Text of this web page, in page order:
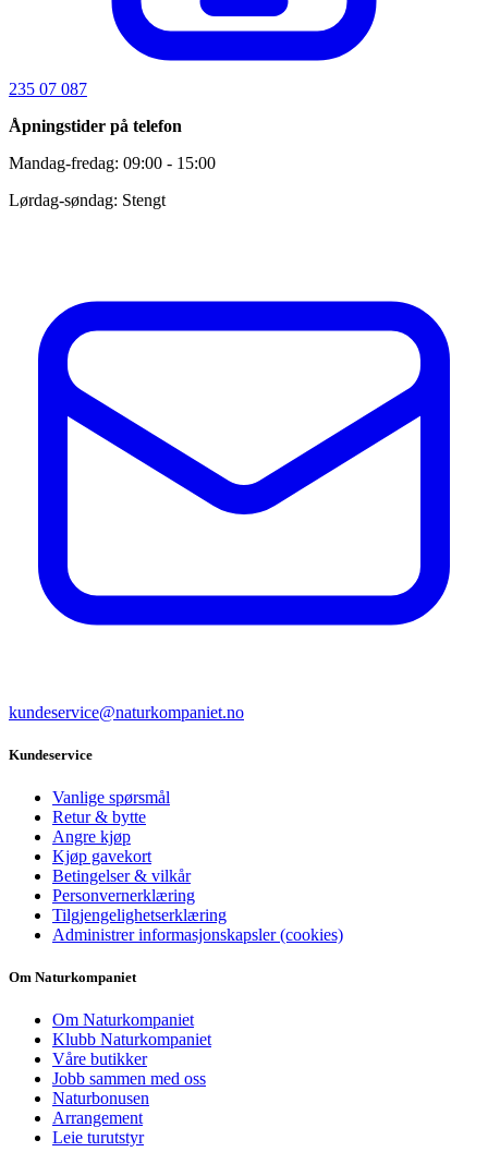
235 07 087
Åpningstider på telefon
Mandag-fredag: 09:00 - 15:00
Lørdag-søndag: Stengt
kundeservice@naturkompaniet.no
Kundeservice
Vanlige spørsmål
Retur & bytte
Angre kjøp
Kjøp gavekort
Betingelser & vilkår
Personvernerklæring
Tilgjengelighetserklæring
Administrer informasjonskapsler (cookies)
Om Naturkompaniet
Om Naturkompaniet
Klubb Naturkompaniet
Våre butikker
Jobb sammen med oss
Naturbonusen
Arrangement
Leie turutstyr